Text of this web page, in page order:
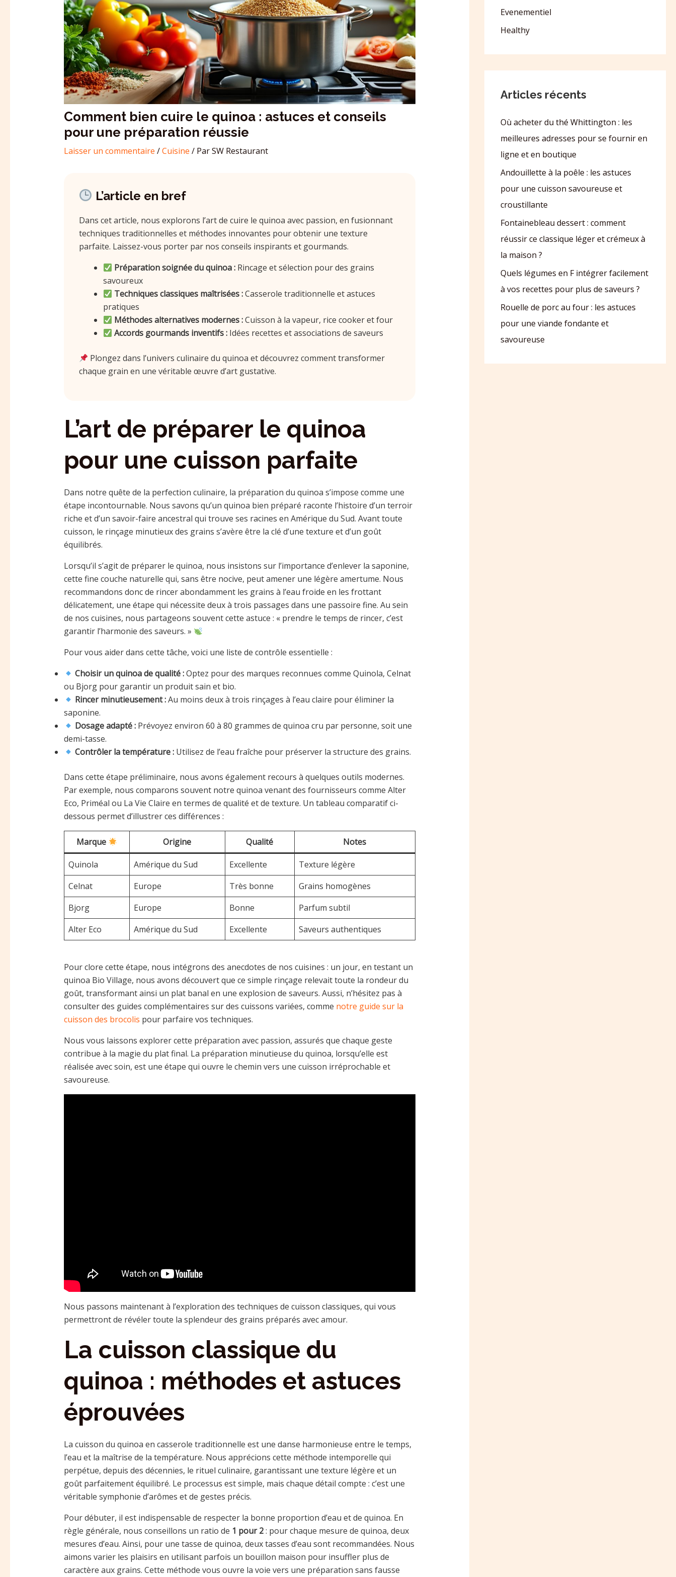
Comment bien cuire le quinoa : astuces et conseils
pour une préparation réussie
Laisser un commentaire /Cuisine / ParSW Restaurant
L’article en bref
Dans cet article, nous explorons l’art de cuire le quinoa avec passion, en fusionnant
techniques traditionnelles et méthodes innovantes pour obtenir une texture
parfaite. Laissez-vous porter par nos conseils inspirants et gourmands.
Préparation soignée du quinoa :Rincage et sélection pour des grains
savoureux
Techniques classiques maîtrisées :Casserole traditionnelle et astuces
pratiques
Méthodes alternatives modernes :Cuisson à la vapeur, rice cooker et four
Accords gourmands inventifs :Idées recettes et associations de saveurs
Plongez dans l’univers culinaire du quinoa et découvrez comment transformer
chaque grain en une véritable œuvre d’art gustative.
L’art de préparer le quinoa
pour une cuisson parfaite
Dans notre quête de la perfection culinaire, la préparation du quinoa s’impose comme une
étape incontournable. Nous savons qu’un quinoa bien préparé raconte l’histoire d’un terroir
riche et d’un savoir-faire ancestral qui trouve ses racines en Amérique du Sud. Avant toute
cuisson, le rinçage minutieux des grains s’avère être la clé d’une texture et d’un goût
équilibrés.
Lorsqu’il s’agit de préparer le quinoa, nous insistons sur l’importance d’enlever la saponine,
cette fine couche naturelle qui, sans être nocive, peut amener une légère amertume. Nous
recommandons donc de rincer abondamment les grains à l’eau froide en les frottant
délicatement, une étape qui nécessite deux à trois passages dans une passoire fine. Au sein
de nos cuisines, nous partageons souvent cette astuce : « prendre le temps de rincer, c’est
garantir l’harmonie des saveurs. »
Pour vous aider dans cette tâche, voici une liste de contrôle essentielle :
Choisir un quinoa de qualité :Optez pour des marques reconnues comme Quinola, Celnat
ou Bjorg pour garantir un produit sain et bio.
Rincer minutieusement :Au moins deux à trois rinçages à l’eau claire pour éliminer la
saponine.
Dosage adapté :Prévoyez environ 60 à 80 grammes de quinoa cru par personne, soit une
demi-tasse.
Contrôler la température :Utilisez de l’eau fraîche pour préserver la structure des grains.
Dans cette étape préliminaire, nous avons également recours à quelques outils modernes.
Par exemple, nous comparons souvent notre quinoa venant des fournisseurs comme Alter
Eco, Priméal ou La Vie Claire en termes de qualité et de texture. Un tableau comparatif ci-
dessous permet d’illustrer ces différences :
Marque Origine Qualité Notes
Quinola Amérique du Sud Excellente
Texture légère
Celnat
Europe Très bonne
Grains homogènes
Bjorg
Europe Bonne
Parfum subtil
Alter Eco
Amérique du Sud Excellente Saveurs authentiques
Pour clore cette étape, nous intégrons des anecdotes de nos cuisines : un jour, en testant un
quinoa Bio Village, nous avons découvert que ce simple rinçage relevait toute la rondeur du
goût, transformant ainsi un plat banal en une explosion de saveurs. Aussi, n’hésitez pas à
consulter des guides complémentaires sur des cuissons variées, comme notre guide sur la
cuisson des brocolis pour parfaire vos techniques.
Nous vous laissons explorer cette préparation avec passion, assurés que chaque geste
contribue à la magie du plat final. La préparation minutieuse du quinoa, lorsqu’elle est
réalisée avec soin, est une étape qui ouvre le chemin vers une cuisson irréprochable et
savoureuse.
Nous passons maintenant à l’exploration des techniques de cuisson classiques, qui vous
permettront de révéler toute la splendeur des grains préparés avec amour.
La cuisson classique du
quinoa : méthodes et astuces
éprouvées
La cuisson du quinoa en casserole traditionnelle est une danse harmonieuse entre le temps,
l’eau et la maîtrise de la température. Nous apprécions cette méthode intemporelle qui
perpétue, depuis des décennies, le rituel culinaire, garantissant une texture légère et un
goût parfaitement équilibré. Le processus est simple, mais chaque détail compte : c’est une
véritable symphonie d’arômes et de gestes précis.
Pour débuter, il est indispensable de respecter la bonne proportion d’eau et de quinoa. En
règle générale, nous conseillons un ratio de 1 pour 2: pour chaque mesure de quinoa, deux
mesures d’eau. Ainsi, pour une tasse de quinoa, deux tasses d’eau sont recommandées. Nous
aimons varier les plaisirs en utilisant parfois un bouillon maison pour insuffler plus de
caractère aux grains. Cette méthode vous ouvre la voie vers une préparation sans fausse
Evenementiel
Healthy
Articles récents
Où acheter du thé Whittington : les
meilleures adresses pour se fournir en
ligne et en boutique
Andouillette à la poêle : les astuces
pour une cuisson savoureuse et
croustillante
Fontainebleau dessert : comment
réussir ce classique léger et crémeux à
la maison ?
Quels légumes en F intégrer facilement
à vos recettes pour plus de saveurs ?
Rouelle de porc au four : les astuces
pour une viande fondante et
savoureuse